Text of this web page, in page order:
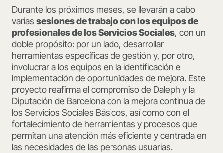
Durante los próximos meses, se llevarán a cabo
varias sesiones de trabajo con los equipos de
profesionales de los Servicios Sociales, con un
doble propósito: por un lado, desarrollar
herramientas específicas de gestión y, por otro,
involucrar a los equipos en la identificación e
implementación de oportunidades de mejora. Este
proyecto reafirma el compromiso de Daleph y la
Diputación de Barcelona con la mejora continua de
los Servicios Sociales Básicos, así como con el
fortalecimiento de herramientas y procesos que
permitan una atención más eficiente y centrada en
las necesidades de las personas usuarias.